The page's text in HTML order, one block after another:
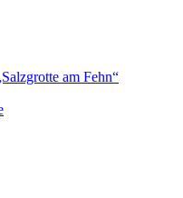
am Fehn“